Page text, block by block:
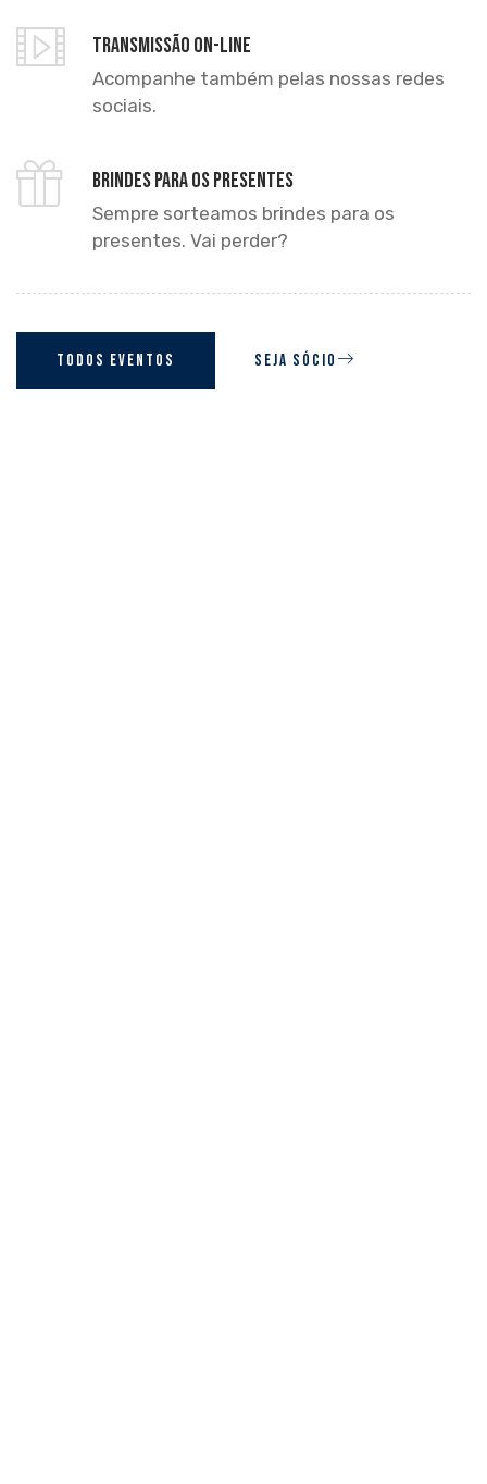
Transmissão on-line
Acompanhe também pelas nossas redes
sociais.
Brindes para os presentes
Sempre sorteamos brindes para os
presentes. Vai perder?
TODOS EVENTOS SEJA SÓCIO